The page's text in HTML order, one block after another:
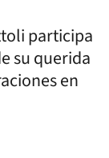
participa
su querida
en